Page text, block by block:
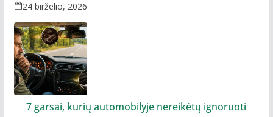
24 birželio, 2026
7 garsai, kurių automobilyje nereikėtų ignoruoti